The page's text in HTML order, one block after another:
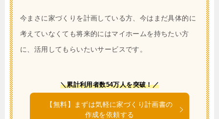
今まさに家づくりを計画している方、今はまだ具体的に
考えていなくても将来的にはマイホームを持ちたい方
に、活用してもらいたいサービスです。
＼累計利用者数54万人を突破！／
【無料】まずは気軽に家づくり計画書の
作成を依頼する